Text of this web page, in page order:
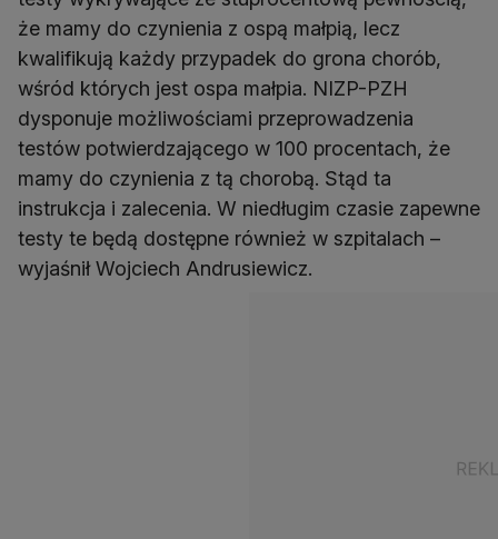
że mamy do czynienia z ospą małpią, lecz
kwalifikują każdy przypadek do grona chorób,
wśród których jest ospa małpia. NIZP-PZH
dysponuje możliwościami przeprowadzenia
testów potwierdzającego w 100 procentach, że
mamy do czynienia z tą chorobą. Stąd ta
instrukcja i zalecenia. W niedługim czasie zapewne
testy te będą dostępne również w szpitalach –
wyjaśnił Wojciech Andrusiewicz.